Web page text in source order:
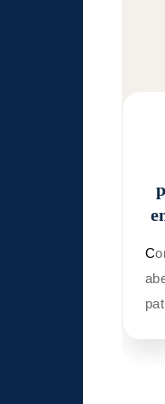
Concurso promoveu tradicional reunião de